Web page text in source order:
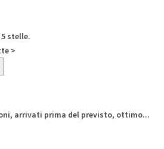
stelle.
>
arrivati prima del previsto, ottimo...